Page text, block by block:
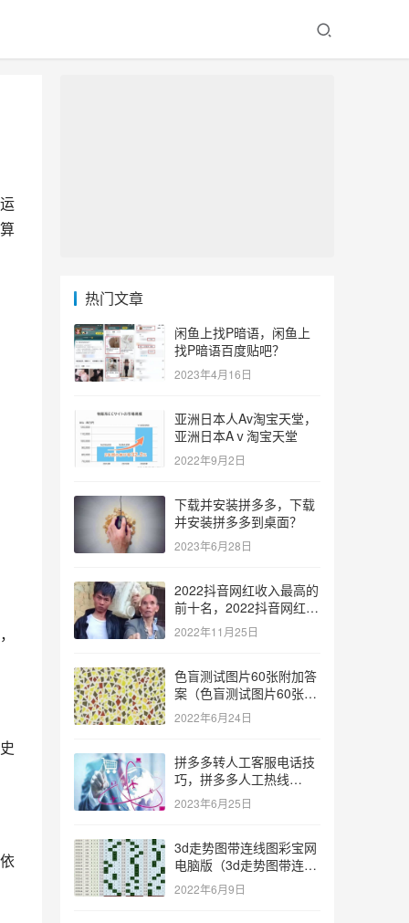
热门文章
闲鱼上找P暗语，闲鱼上
找P暗语百度贴吧？
2023年4月16日
亚洲日本人Av淘宝天堂，
亚洲日本Aⅴ淘宝天堂
2022年9月2日
下载并安装拼多多，下载
并安装拼多多到桌面？
2023年6月28日
2022抖音网红收入最高的
前十名，2022抖音网红收
入最高的前十名有哪些？
2022年11月25日
色盲测试图片60张附加答
案（色盲测试图片60张复
杂）
2022年6月24日
拼多多转人工客服电话技
巧，拼多多人工热线
9541344？
2023年6月25日
3d走势图带连线图彩宝网
电脑版（3d走势图带连线
图彩宝网手机版）
2022年6月9日